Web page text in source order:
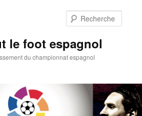
le foot espagnol
du championnat espagnol